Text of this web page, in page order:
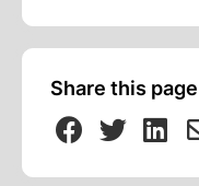
Share this page